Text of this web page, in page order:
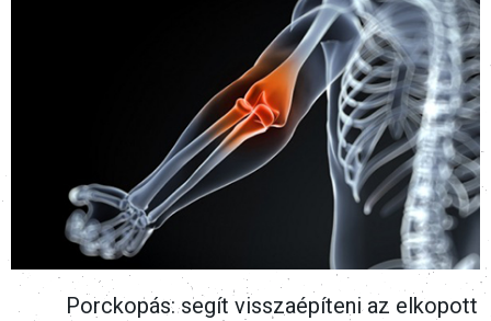
Porckopás: segít visszaépíteni az elkopott